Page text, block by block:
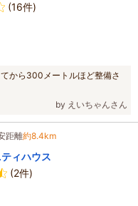
(16件)
から300メートルほど整備さ
by えいちゃんさん
距離約8.4km
ィハウス
(2件)